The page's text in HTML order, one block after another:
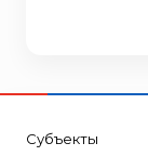
Субъекты